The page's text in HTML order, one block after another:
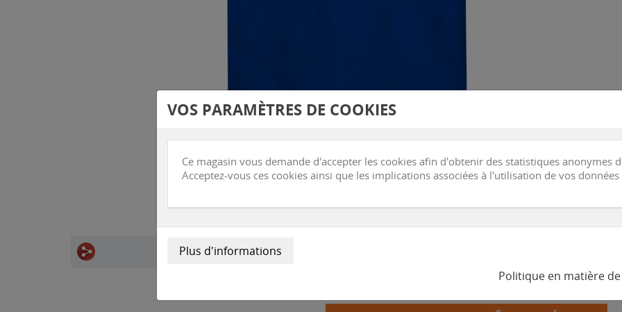
VOS PARAMÈTRES DE COOKIES
Ce magasin vous demande d'accepter les cookies afin d'obtenir des statistiques anonymes
Acceptez-vous ces cookies ainsi que les implications associées à l'utilisation de vos données
Politique en matière